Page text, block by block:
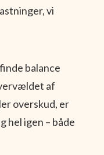
vi
balance
af
overskud, er
hel igen – både